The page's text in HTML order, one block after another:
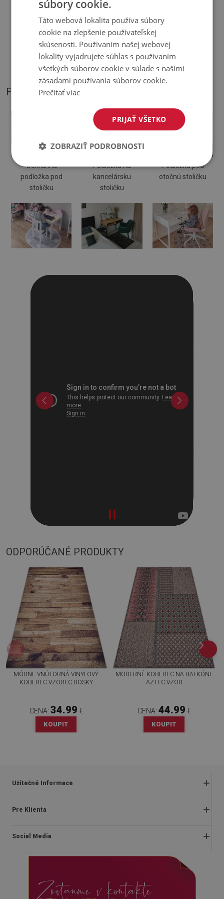
Odtiene Podložky pod stoličku sa môžu líšiť od vizualizácie
Podložka je určená na použitie na tvrdom povrchu. Pri
položení na mäkký povrch sa môže ohnúť a posunúť.
FOTOGRAFIE NÁŠHO PRODUKTU
Ochranná
podložka pod
stoličku
Podložka na
kancelársku
stoličku
Podložka pod
otočnú stoličku
ODPORÚČANÉ PRODUKTY
MÓDNE VNÚTORNÁ VINYLOVÝ
KOBEREC VZOREC DOSKY
CENA: 34.99 €
KOUPIT
MODERNÉ KOBEREC NA BALKÓNE
AZTEC VZOR
CENA: 44.99 €
KOUPIT
Užitečné Informace
Obchodné podmienky
Často kladené otázky
Pre Klienta
O nás
Social Media
instagram
youtube
Zostanme v kontakte
súbory cookie.
Táto webová lokalita používa súbory
cookie na zlepšenie používateľskej
skúsenosti. Používaním našej webovej
lokality vyjadrujete súhlas s používaním
všetkých súborov cookie v súlade s našimi
zásadami používania súborov cookie.
Prečítať viac
PRIJAŤ VŠETKO
ZOBRAZIŤ PODROBNOSTI